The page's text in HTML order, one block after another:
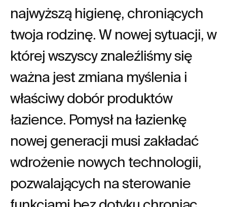
najwyższą higienę, chroniących
twoja rodzinę. W nowej sytuacji, w
której wszyscy znaleźliśmy się
ważna jest zmiana myślenia i
właściwy dobór produktów
łazience. Pomysł na łazienkę
nowej generacji musi zakładać
wdrożenie nowych technologii,
pozwalających na sterowanie